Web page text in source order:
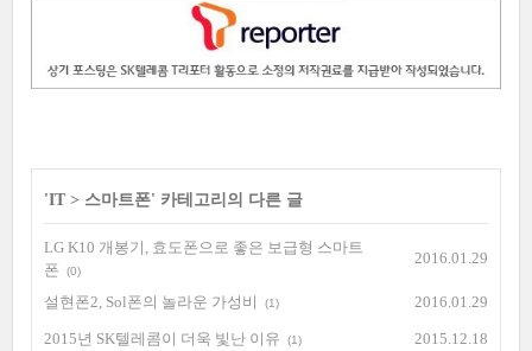
'IT > 스마트폰' 카테고리의 다른 글
LG K10 개봉기, 효도폰으로 좋은 보급형 스마트
폰
(0)
2016.01.29
설현폰2, Sol폰의 놀라운 가성비 (1) 2016.01.29
2015년 SK텔레콤이 더욱 빛난 이유 (1)
2015.12.18